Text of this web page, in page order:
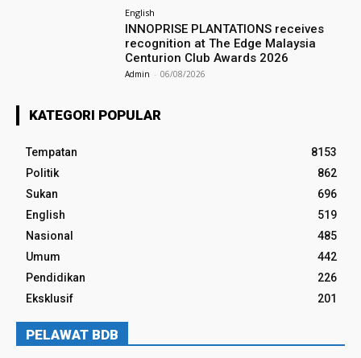
English
INNOPRISE PLANTATIONS receives
recognition at The Edge Malaysia
Centurion Club Awards 2026
Admin - 06/08/2026
KATEGORI POPULAR
Tempatan
8153
Politik
862
Sukan
696
English
519
Nasional
485
Umum
442
Pendidikan
226
Eksklusif
201
PELAWAT BDB